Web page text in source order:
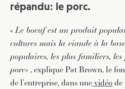
répandu: le porc.
«Le boeuf est un produit
cultures mais la viande à la
populaires, les plus familiers, les
porc« , explique Pat Brown, le
de l’entreprise, dans unevidéode